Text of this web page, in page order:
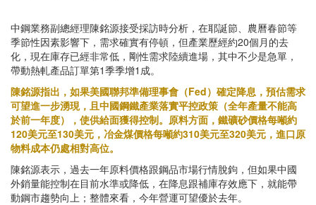
中鋼業務副總經理陳銘源接受採訪時分析，在耶誕節、農曆春節等
季節性因素影響下，需求確實有停頓，但產業歷經約20個月的去
化，現在庫存已經非常低，剛性需求陸續進場，其中不少是急單，
帶動熱軋產品訂單第1季季增1成。
陳銘源指出，如果美國聯邦準備理事會（Fed）確定降息，預估需求
可望進一步湧現，且中國鋼鐵產業落實平控政策（全年產量不能高
於前一年度），使供給面獲得控制。原料方面，鐵礦砂價格每噸約
120美元至130美元，冶金煤價格每噸約310美元至320美元，進口原
物料成本仍處相對高位。
陳銘源表示，過去一年原料價格跟鋼品市場行情脫鉤，但如果中國
外銷量能控制在目前水準或降低，在降息跟補庫存效應下，就能帶
動鋼市趨勢向上；整體來看，今年營運可望優於去年。